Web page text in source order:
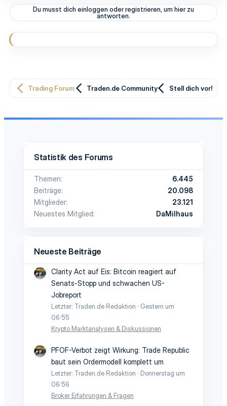
Du musst dich einloggen oder registrieren, um hier zu
antworten.
Trading Forum Traden.de Community Stell dich vor!
Statistik des Forums
Themen
6.445
Beiträge
20.098
Mitglieder
23.121
Neuestes Mitglied
DaMilhaus
Neueste Beiträge
Clarity Act auf Eis: Bitcoin reagiert auf
Senats-Stopp und schwachen US-
Jobreport
Letzter: Traden.de Redaktion
Gestern um
06:55
Krypto Marktanalysen & Diskussionen
PFOF-Verbot zeigt Wirkung: Trade Republic
baut sein Ordermodell komplett um
Letzter: Traden.de Redaktion
Donnerstag um
06:56
Broker Erfahrungen & Fragen